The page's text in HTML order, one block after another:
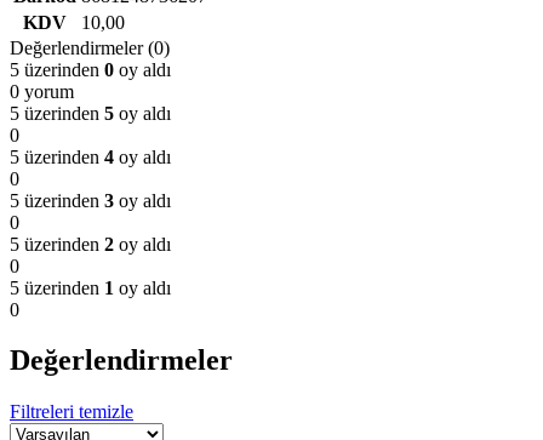
KDV
10,00
Değerlendirmeler (0)
5 üzerinden 0 oy aldı
0 yorum
5 üzerinden 5 oy aldı
0
5 üzerinden 4 oy aldı
0
5 üzerinden 3 oy aldı
0
5 üzerinden 2 oy aldı
0
5 üzerinden 1 oy aldı
0
Değerlendirmeler
Filtreleri temizle